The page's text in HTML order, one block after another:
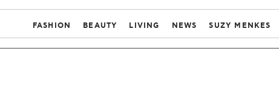
FASHION BEAUTY LIVING NEWS SUZY MENKES